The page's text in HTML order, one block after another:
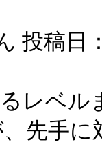
投稿日
レベル
先手に